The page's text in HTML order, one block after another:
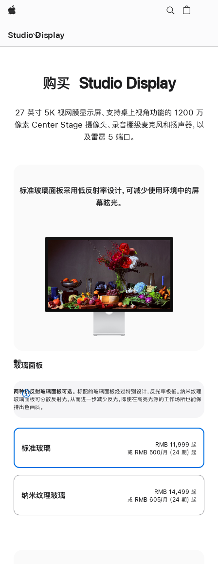
Apple
Studio Display
购买 Studio Display
27 英寸 5K 视网膜显示屏、支持桌上视角功能的 1200 万
像素 Center Stage 摄像头、录音棚级麦克风和扬声器，以
及雷雳 5 端口。
标准玻璃面板采用低反射率设计，可减少使用环境中的屏
幕眩光。
玻璃面板
两种抗反射玻璃面板可选。 标配的玻璃面板经过特别设计，反光率极低。纳米纹理
玻璃面板可分散反射光，从而进一步减少反光，即使在高亮光源的工作场所也能保
持出色画质。
展
开
标准玻璃 RMB 11,999 起
或 RMB 500/月 (24 期) 起
纳米纹理玻璃 RMB 14,499 起
或 RMB 605/月 (24 期) 起